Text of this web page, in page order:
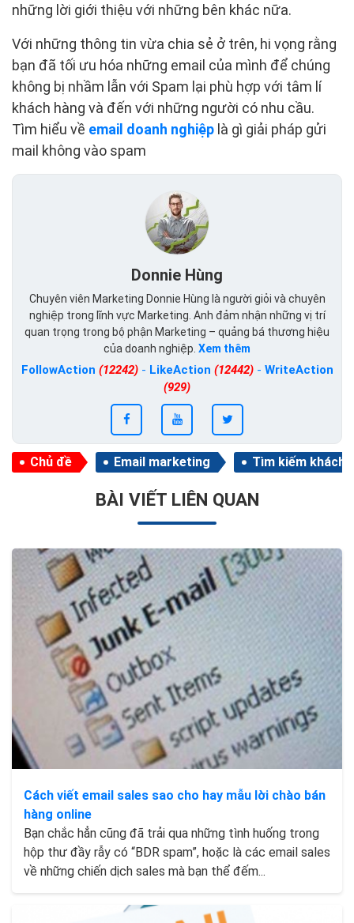
những lời giới thiệu với những bên khác nữa.
Với những thông tin vừa chia sẻ ở trên, hi vọng rằng
bạn đã tối ưu hóa những email của mình để chúng
không bị nhầm lẫn với Spam lại phù hợp với tâm lí
khách hàng và đến với những người có nhu cầu.
Tìm hiểu về email doanh nghiệp là gì giải pháp gửi
mail không vào spam
Donnie Hùng
Chuyên viên Marketing Donnie Hùng là người giỏi và chuyên
nghiệp trong lĩnh vực Marketing. Anh đảm nhận những vị trí
quan trọng trong bộ phận Marketing – quảng bá thương hiệu
của doanh nghiệp. Xem thêm
FollowAction (12242)- LikeAction (12442)- WriteAction
(929)
Chủ đề Email marketing Tìm kiếm khách
BÀI VIẾT LIÊN QUAN
Cách viết email sales sao cho hay mẫu lời chào bán
hàng online
Bạn chắc hẳn cũng đã trải qua những tình huống trong
hộp thư đầy rẫy có “BDR spam”, hoặc là các email sales
về những chiến dịch sales mà bạn thể đếm...